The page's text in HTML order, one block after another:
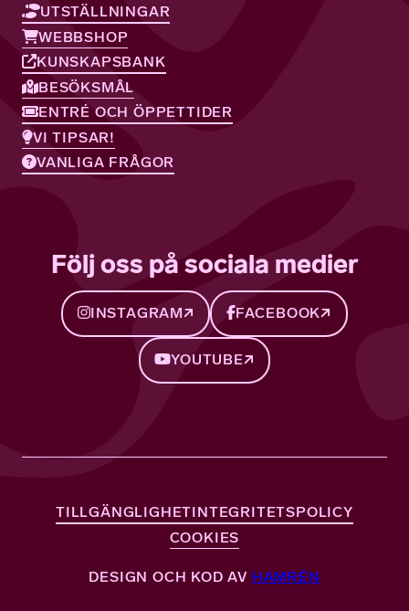
UTSTÄLLNINGAR
WEBBSHOP
KUNSKAPSBANK
BESÖKSMÅL
ENTRÉ OCH ÖPPETTIDER
VI TIPSAR!
VANLIGA FRÅGOR
Följ oss på sociala medier
INSTAGRAM FACEBOOK
YOUTUBE
TILLGÄNGLIGHETINTEGRITETSPOLICY
COOKIES
DESIGN OCH KOD AV HAMRÉN